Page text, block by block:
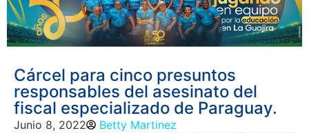
Cárcel para cinco presuntos
responsables del asesinato del
fiscal especializado de Paraguay.
Junio 8, 2022
Betty Martinez